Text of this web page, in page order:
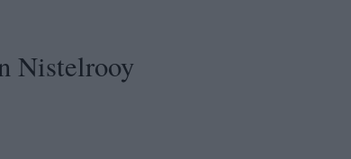
Nistelrooy